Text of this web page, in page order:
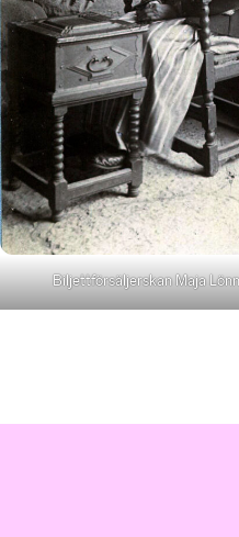
Biljettförsäljerskan Maja